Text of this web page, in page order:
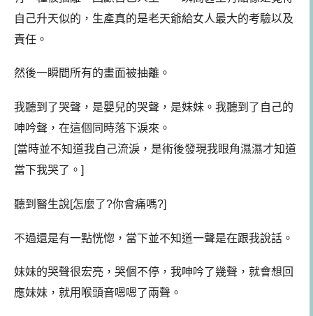
自己升天似的，生產真的是老天爺給女人最大的考驗以及
責任。
然後一瞬間所有的畫面被抽離。
我聽到了哭聲，是嬰兒的哭聲，是妹妹。我聽到了自己的
呻吟聲，在這個同時落下淚來。
[當時並不知道我自己流淚，是術後發現我眼角濕濕才知道
當下我哭了。]
聽到醫生說[怎麼了?你會痛嗎?]
不過還是有一點恍惚，當下並不知道一聲是在跟我說話。
妹妹的哭聲很宏亮，哭個不停，我呻吟了幾聲，就會想回
應妹妹，就用喉頭音嗯嗯了兩聲。